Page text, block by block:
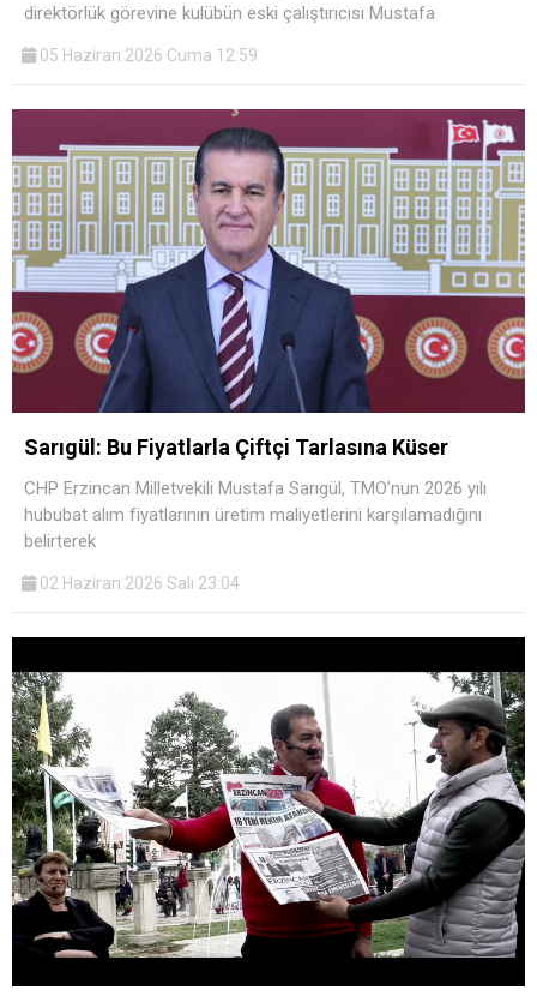
direktörlük görevine kulübün eski çalıştırıcısı Mustafa
05 Haziran 2026 Cuma 12:59
Sarıgül: Bu Fiyatlarla Çiftçi Tarlasına Küser
CHP Erzincan Milletvekili Mustafa Sarıgül, TMO’nun 2026 yılı
hububat alım fiyatlarının üretim maliyetlerini karşılamadığını
belirterek
02 Haziran 2026 Salı 23:04